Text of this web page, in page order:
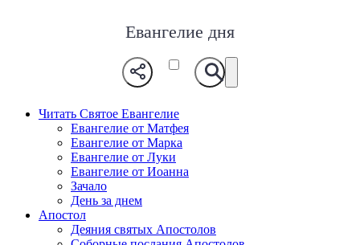
Евангелие дня
Читать Святое Евангелие
Евангелие от Матфея
Евангелие от Марка
Евангелие от Луки
Евангелие от Иоанна
Зачало
День за днем
Апостол
Деяния святых Апостолов